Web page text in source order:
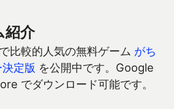
紹介
比較的人気の無料ゲーム がち
定版 を公開中です。Google
でダウンロード可能です。